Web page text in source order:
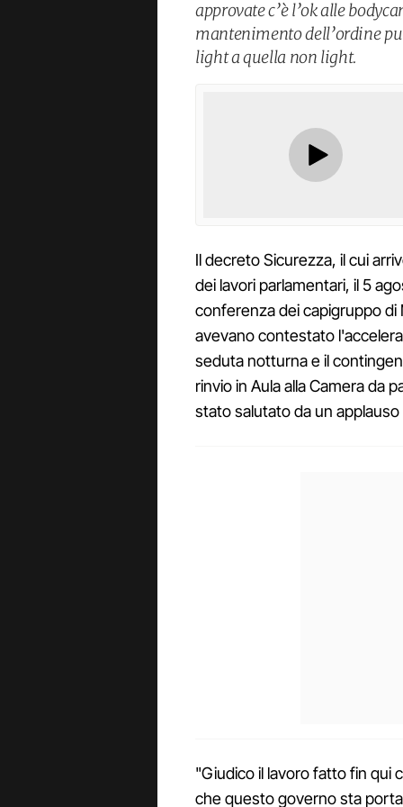
approvate c’è l’ok alle
mantenimento dell’ordine
light a quella non light.
Il decreto Sicurezza, il cui
dei lavori parlamentari, il 5
conferenza dei capigruppo
avevano contestato
seduta notturna e il
rinvio in Aula alla Camera da
stato salutato da un
"Giudico il lavoro fatto fin qui
che questo governo sta